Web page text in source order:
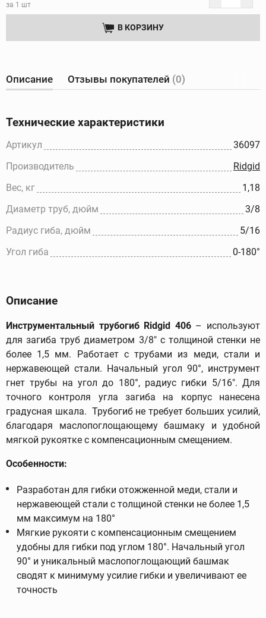
за 1 шт
В КОРЗИНУ
Описание Отзывы покупателей (0)
Технические характеристики
Артикул
36097
Производитель
Ridgid
Вес, кг
1,18
Диаметр труб, дюйм
3/8
Радиус гиба, дюйм
5/16
Угол гиба
0-180°
Описание
Инструментальный трубогиб Ridgid 406– используют
для загиба труб диаметром 3/8" с толщиной стенки не
более 1,5 мм. Работает с трубами из меди, стали и
нержавеющей стали. Начальный угол 90°, инструмент
гнет трубы на угол до 180°, радиус гибки 5/16". Для
точного контроля угла загиба на корпус нанесена
градусная шкала. Трубогиб не требует больших усилий,
благодаря маслопоглощающему башмаку и удобной
мягкой рукоятке с компенсационным смещением.
Особенности:
Разработан для гибки отожженной меди, стали и
нержавеющей стали с толщиной стенки не более 1,5
мм максимум на 180°
Мягкие рукояти с компенсационным смещением
удобны для гибки под углом 180°. Начальный угол
90° и уникальный маслопоглощающий башмак
сводят к минимуму усилие гибки и увеличивают ее
точность